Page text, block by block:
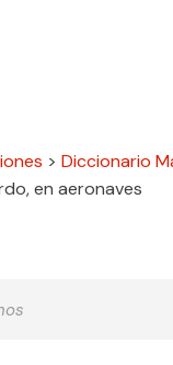
>Diccionario
en aeronaves